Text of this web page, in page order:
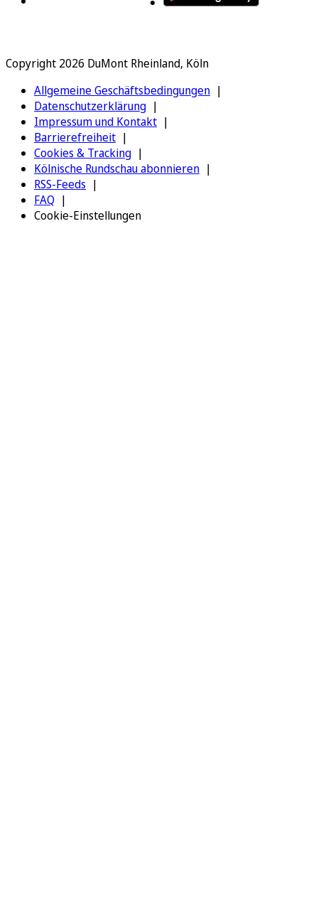
Copyright 2026 DuMont Rheinland, Köln
Allgemeine Geschäftsbedingungen
Datenschutzerklärung
Impressum und Kontakt
Barrierefreiheit
Cookies & Tracking
Kölnische Rundschau abonnieren
RSS-Feeds
FAQ
Cookie-Einstellungen